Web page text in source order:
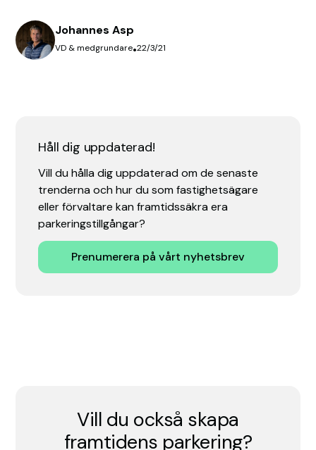
Johannes Asp
VD & medgrundare•22/3/21
Håll dig uppdaterad!
Vill du hålla dig uppdaterad om de senaste
trenderna och hur du som fastighetsägare
eller förvaltare kan framtidssäkra era
parkeringstillgångar?
Prenumerera på vårt nyhetsbrev
Vill du också skapa
framtidens parkering?